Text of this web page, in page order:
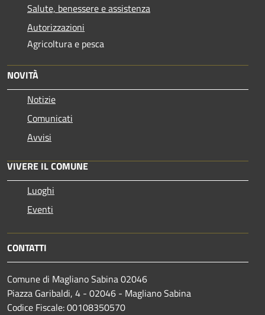
Salute, benessere e assistenza
Autorizzazioni
Agricoltura e pesca
NOVITÀ
Notizie
Comunicati
Avvisi
VIVERE IL COMUNE
Luoghi
Eventi
CONTATTI
Comune di Magliano Sabina 02046
Piazza Garibaldi, 4 - 02046 - Magliano Sabina
Codice Fiscale: 00108350570